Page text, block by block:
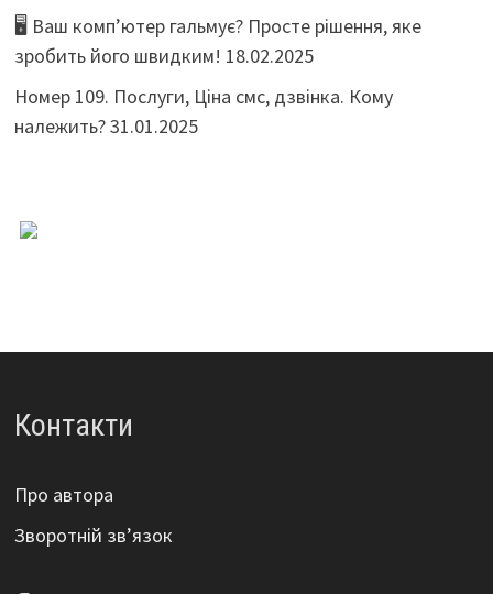
🖥️ Ваш комп’ютер гальмує? Просте рішення, яке
зробить його швидким! 18.02.2025
Номер 109. Послуги, Ціна смс, дзвінка. Кому
належить?31.01.2025
Контакти
Про автора
Зворотній зв’язок